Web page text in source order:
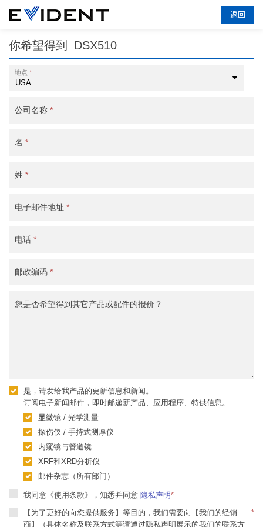
返回
你希望得到 DSX510
地点 *
公司名称 *
名 *
姓 *
电子邮件地址 *
电话 *
邮政编码 *
您是否希望得到其它产品或配件的报价？
是，请发给我产品的更新信息和新闻。
订阅电子新闻邮件，即时邮递新产品、应用程序、特供信息。
显微镜 / 光学测量
探伤仪 / 手持式测厚仪
内窥镜与管道镜
XRF和XRD分析仪
邮件杂志（所有部门）
我同意《使用条款》，知悉并同意 隐私声明*
【为了更好的向您提供服务】等目的，我们需要向【我们的经销
商】（具体名称及联系方式等请通过隐私声明展示的我们的联系方
*